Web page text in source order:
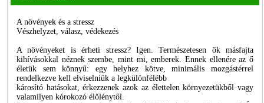
A növények és a stressz
Vészhelyzet, válasz, védekezés
A növényeket is érheti stressz? Igen. Természetesen ők másfajta
kihívásokkal néznek szembe, mint mi, emberek. Ennek ellenére az ő
életük sem könnyű: egy helyhez kötve, minimális mozgástérrel
rendelkezve kell elviselniük a legkülönfélébb
károsító hatásokat, érkezzenek azok az élettelen környezetükből vagy
valamilyen kórokozó élőlénytől.